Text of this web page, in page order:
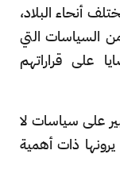
من مختلف أنحاء البلاد،
السياسات التي
على قراراتهم
على سياسات لا
ذات أهمية